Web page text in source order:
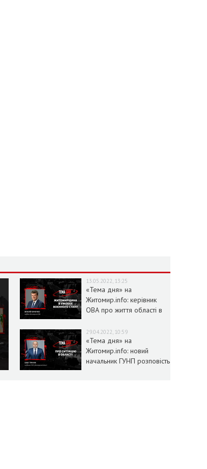
13.05.2022, 13:25
«Тема дня» на
Житомир.info: керівник
ОВА про життя області в
29.04.2022, 10:59
«Тема дня» на
Житомир.info: новий
начальник ГУНП розповість